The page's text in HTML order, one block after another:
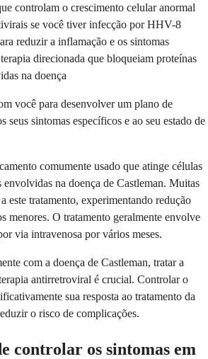
controlam o crescimento celular anormal
se você tiver infecção por HHV-8
reduzir a inflamação e os sintomas
direcionada que bloqueiam proteínas
na doença
você para desenvolver um plano de
seus sintomas específicos e ao seu estado de
comumente usado que atinge células
na doença de Castleman. Muitas
este tratamento, experimentando redução
menores. O tratamento geralmente envolve
via intravenosa por vários meses.
com a doença de Castleman, tratar a
antirretroviral é crucial. Controlar o
sua resposta ao tratamento da
o risco de complicações.
controlar os sintomas em